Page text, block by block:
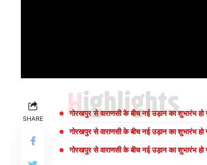
SHARE Highlights
गोरखपुर से वाराणसी के बीच नई उड़ान का शुभारंभ
गोरखपुर से वाराणसी के बीच नई उड़ान का शुभारंभ
गोरखपुर से वाराणसी के बीच नई उड़ान का शुभारंभ